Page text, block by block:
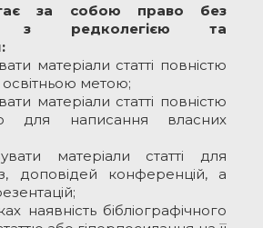
за собою право без
з редколегією та
матеріали статті повністю
метою;
матеріали статті повністю
для написання власних
матеріали статті для
доповідей конференцій, а
наявність бібліографічного